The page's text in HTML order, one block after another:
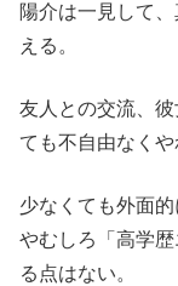
陽介は一見して
える。
友人との交流、
ても不自由なくや
少なくても外面
やむしろ「高学
る点はない。